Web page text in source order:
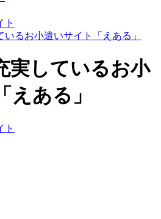
ト
るお小遣いサイト「えある」
実しているお小
えある」
ト